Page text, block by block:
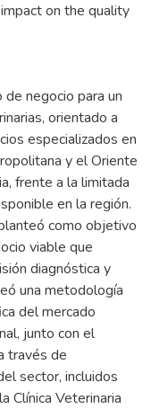
on the quality
negocio para un
orientado a
especializados en
y el Oriente
frente a la limitada
en la región.
como objetivo
viable que
diagnóstica y
una metodología
del mercado
junto con el
través de
sector, incluidos
Clínica Veterinaria